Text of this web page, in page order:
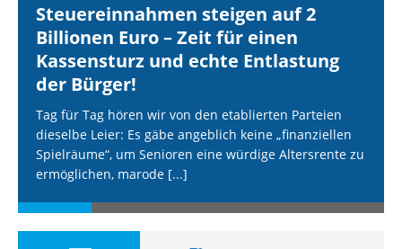
Steuereinnahmen steigen auf 2
Billionen Euro – Zeit für einen
Kassensturz und echte Entlastung
der Bürger!
Tag für Tag hören wir von den etablierten Parteien
dieselbe Leier: Es gäbe angeblich keine „finanziellen
Spielräume“, um Senioren eine würdige Altersrente zu
ermöglichen, marode [...]